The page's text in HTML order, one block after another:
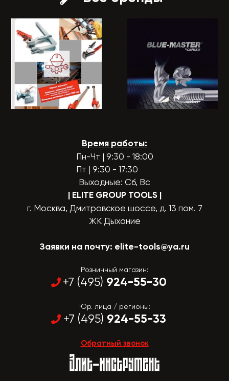
Время работы:
Пн-Чт | 9:30 - 18:00
Пт | 9:30 - 17:30
Выходные: Сб, Вс
| ELITE GROUP TOOLS |
г. Москва, Дмитровское шоссе, д. 13 пом. 7
ЖК Дыхание
Заявки на почту: elite-tools@ya.ru
Розничный магазин:
+7 (495) 924-55-30
Юр. лица / регионы:
+7 (495) 924-55-33
Обратный звонок